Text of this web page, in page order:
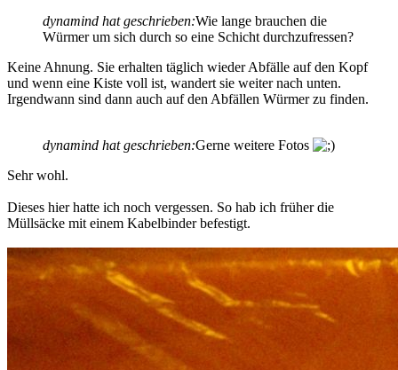
dynamind hat geschrieben:Wie lange brauchen die
Würmer um sich durch so eine Schicht durchzufressen?
Keine Ahnung. Sie erhalten täglich wieder Abfälle auf den Kopf
und wenn eine Kiste voll ist, wandert sie weiter nach unten.
Irgendwann sind dann auch auf den Abfällen Würmer zu finden.
dynamind hat geschrieben:Gerne weitere Fotos
Sehr wohl.
Dieses hier hatte ich noch vergessen. So hab ich früher die
Müllsäcke mit einem Kabelbinder befestigt.